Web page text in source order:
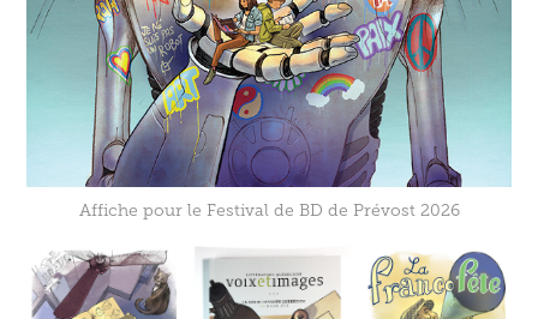
Affiche pour le Festival de BD de Prévost 2026